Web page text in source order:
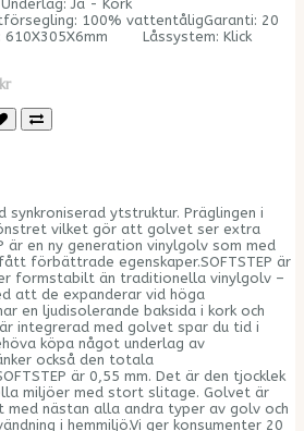
Ja - Kork
100% vattentåligGaranti: 20
Låssystem: Klick
synkroniserad ytstruktur. Präglingen i
vilket gör att golvet ser extra
är en ny generation vinylgolv som med
förbättrade egenskaper.SOFTSTEP är
formstabilt än traditionella vinylgolv –
att de expanderar vid höga
en ljudisolerande baksida i kork och
integrerad med golvet spar du tid i
köpa något underlag av
också den totala
är 0,55 mm. Det är den tjocklek
miljöer med stort slitage. Golvet är
nästan alla andra typer av golv och
i hemmiljö.Vi ger konsumenter 20